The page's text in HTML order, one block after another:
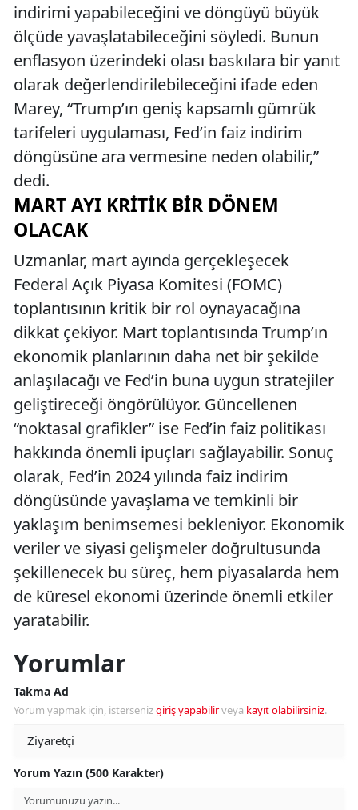
indirimi yapabileceğini ve döngüyü büyük
ölçüde yavaşlatabileceğini söyledi. Bunun
enflasyon üzerindeki olası baskılara bir yanıt
olarak değerlendirilebileceğini ifade eden
Marey, “Trump’ın geniş kapsamlı gümrük
tarifeleri uygulaması, Fed’in faiz indirim
döngüsüne ara vermesine neden olabilir,”
dedi.
MART AYI KRITIK BIR DÖNEM
OLACAK
Uzmanlar, mart ayında gerçekleşecek
Federal Açık Piyasa Komitesi (FOMC)
toplantısının kritik bir rol oynayacağına
dikkat çekiyor. Mart toplantısında Trump’ın
ekonomik planlarının daha net bir şekilde
anlaşılacağı ve Fed’in buna uygun stratejiler
geliştireceği öngörülüyor. Güncellenen
“noktasal grafikler” ise Fed’in faiz politikası
hakkında önemli ipuçları sağlayabilir. Sonuç
olarak, Fed’in 2024 yılında faiz indirim
döngüsünde yavaşlama ve temkinli bir
yaklaşım benimsemesi bekleniyor. Ekonomik
veriler ve siyasi gelişmeler doğrultusunda
şekillenecek bu süreç, hem piyasalarda hem
de küresel ekonomi üzerinde önemli etkiler
yaratabilir.
Yorumlar
Takma Ad
Yorum yapmak için, istersenizgiriş yapabilirveya kayıt olabilirsiniz.
Yorum Yazın (500 Karakter)